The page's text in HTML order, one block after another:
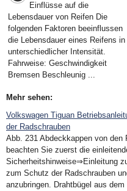
Einflüsse auf die
Lebensdauer von Reifen Die
folgenden Faktoren beeinflussen
die Lebensdauer eines Reifens in
unterschiedlicher Intensität.
Fahrweise: Geschwindigkeit
Bremsen Beschleunig ...
Mehr sehen:
Volkswagen Tiguan
der Radschrauben
Abb. 231 Abdeckkappen von den
beachten Sie zuerst die
Sicherheitshinweise⇒Einleitung
zum Schutz der Radschrauben
anzubringen. Drahtbügel aus dem